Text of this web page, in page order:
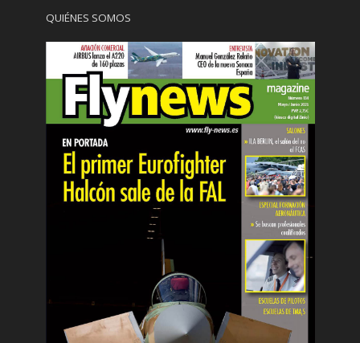
QUIÉNES SOMOS